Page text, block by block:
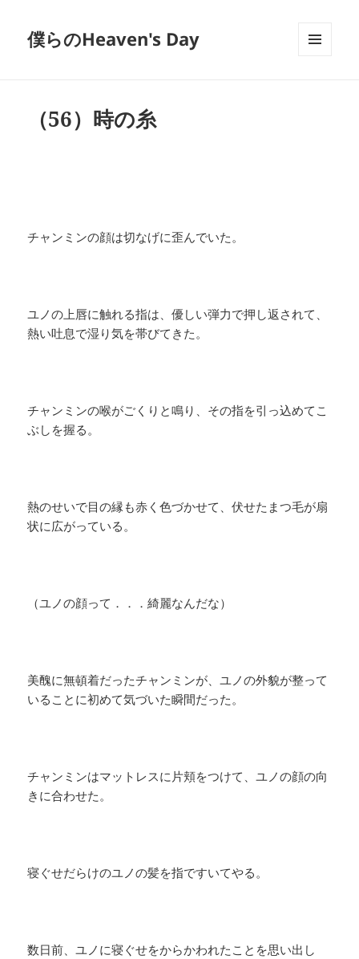
僕らのHeaven's Day
（56）時の糸
チャンミンの顔は切なげに歪んでいた。
ユノの上唇に触れる指は、優しい弾力で押し返されて、
熱い吐息で湿り気を帯びてきた。
チャンミンの喉がごくりと鳴り、その指を引っ込めてこ
ぶしを握る。
熱のせいで目の縁も赤く色づかせて、伏せたまつ毛が扇
状に広がっている。
（ユノの顔って．．．綺麗なんだな）
美醜に無頓着だったチャンミンが、ユノの外貌が整って
いることに初めて気づいた瞬間だった。
チャンミンはマットレスに片頬をつけて、ユノの顔の向
きに合わせた。
寝ぐせだらけのユノの髪を指ですいてやる。
数日前、ユノに寝ぐせをからかわれたことを思い出し